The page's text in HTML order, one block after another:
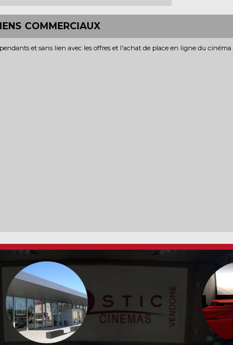
COMMERCIAUX
et sans lien avec les offres et l'achat de place en ligne du cinéma.